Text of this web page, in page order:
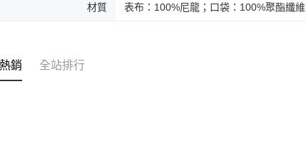
材質 表布：100%尼龍；口袋：100%聚酯纖維
銷 全站排行